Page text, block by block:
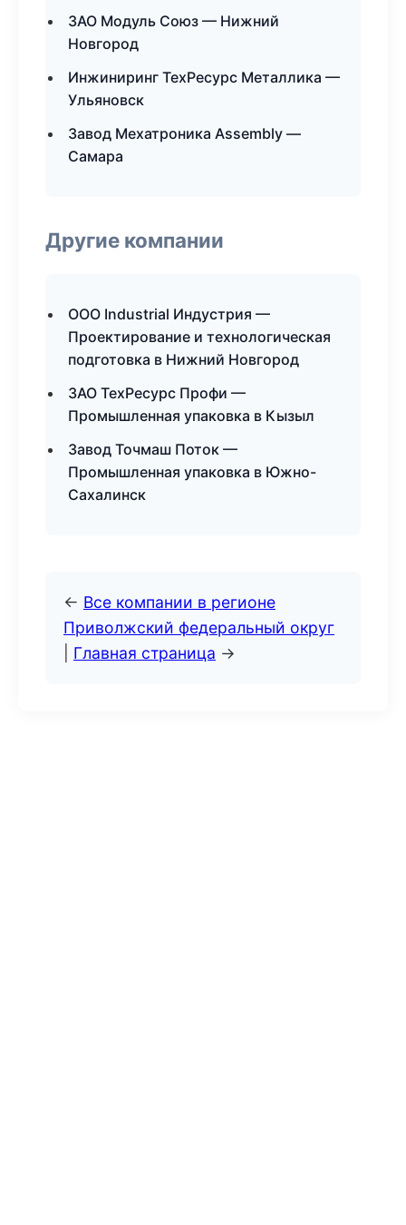
ЗАО Модуль Союз — Нижний
Новгород
Инжиниринг ТехРесурс Металлика —
Ульяновск
Завод Мехатроника Assembly —
Самара
Другие компании
ООО Industrial Индустрия —
Проектирование и технологическая
подготовка в Нижний Новгород
ЗАО ТехРесурс Профи —
Промышленная упаковка в Кызыл
Завод Точмаш Поток —
Промышленная упаковка в Южно-
Сахалинск
← Все компании в регионе
Приволжский федеральный округ
Главная страница →